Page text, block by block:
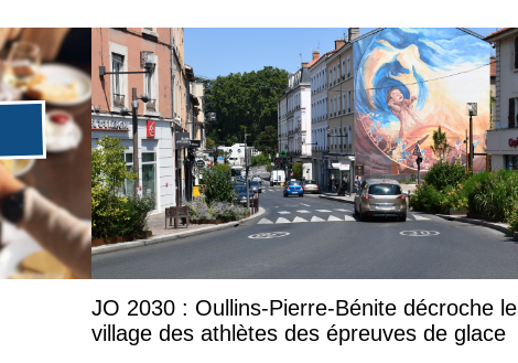
JO 2030 : Oullins-Pierre-Bénite décroche le
village des athlètes des épreuves de glace